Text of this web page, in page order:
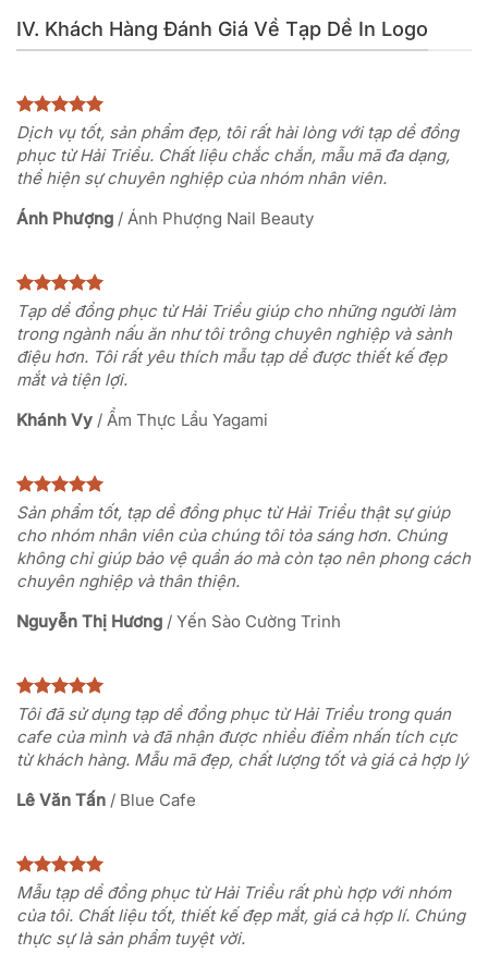
IV. Khách Hàng Đánh Giá Về Tạp Dề In Logo
Dịch vụ tốt, sản phẩm đẹp, tôi rất hài lòng với tạp dề đồng
phục từ Hải Triều. Chất liệu chắc chắn, mẫu mã đa dạng,
thể hiện sự chuyên nghiệp của nhóm nhân viên.
Ánh Phượng / Ánh Phượng Nail Beauty
Tạp dề đồng phục từ Hải Triều giúp cho những người làm
trong ngành nấu ăn như tôi trông chuyên nghiệp và sành
điệu hơn. Tôi rất yêu thích mẫu tạp dề được thiết kế đẹp
mắt và tiện lợi.
Khánh Vy / Ẩm Thực Lẩu Yagami
Sản phẩm tốt, tạp dề đồng phục từ Hải Triều thật sự giúp
cho nhóm nhân viên của chúng tôi tỏa sáng hơn. Chúng
không chỉ giúp bảo vệ quần áo mà còn tạo nên phong cách
chuyên nghiệp và thân thiện.
Nguyễn Thị Hương / Yến Sào Cường Trinh
Tôi đã sử dụng tạp dề đồng phục từ Hải Triều trong quán
cafe của mình và đã nhận được nhiều điểm nhấn tích cực
từ khách hàng. Mẫu mã đẹp, chất lượng tốt và giá cả hợp lý
Lê Văn Tấn / Blue Cafe
Mẫu tạp dề đồng phục từ Hải Triều rất phù hợp với nhóm
của tôi. Chất liệu tốt, thiết kế đẹp mắt, giá cả hợp lí. Chúng
thực sự là sản phẩm tuyệt vời.